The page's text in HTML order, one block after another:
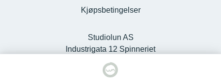
Kjøpsbetingelser
Studiolun AS
Industrigata 12 Spinneriet
Kjøpesenter, 6100 Volda -
Org.nr. 925127868